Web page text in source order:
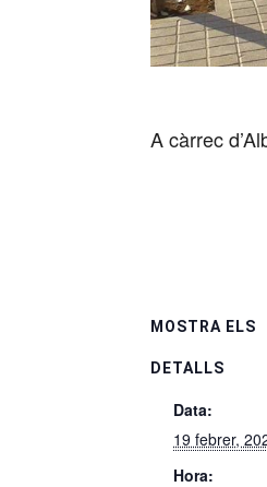
A càrrec
MOSTRA ELS
DETALLS
Data:
19 febrer,
Hora: